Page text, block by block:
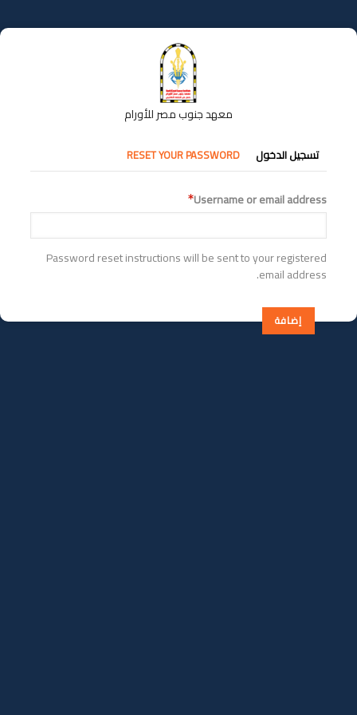
إلى
المحتوى
معهد جنوب مصر للأورام
التبويبات
الأساسية
تسجيل الدخول RESET YOUR PASSWORD
Username or email address
Password reset instructions will be sent to your registered
email address.